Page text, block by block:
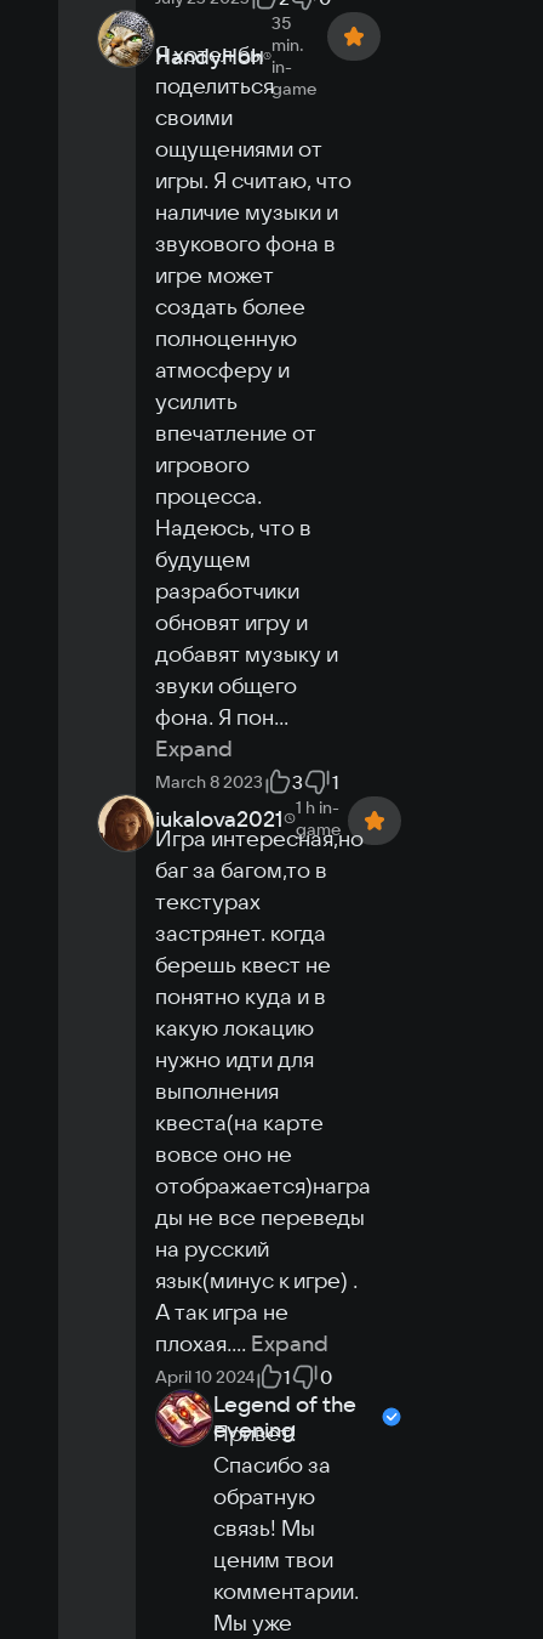
HandyHoh
35
min.
in-
game
Я хотел бы
поделиться
своими
ощущениями от
игры. Я считаю, что
наличие музыки и
звукового фона в
игре может
создать более
полноценную
атмосферу и
усилить
впечатление от
игрового
процесса.
Надеюсь, что в
будущем
разработчики
обновят игру и
добавят музыку и
звуки общего
фона. Я пон...
Expand
March 8 2023 3 1
iukalova2021 1 h in-
game
Игра интересная,но
баг за багом,то в
текстурах
застрянет. когда
берешь квест не
понятно куда и в
какую локацию
нужно идти для
выполнения
квеста(на карте
вовсе оно не
отображается)награ
ды не все переведы
на русский
язык(минус к игре) .
А так игра не
плохая.... Expand
April 10 2024 1 0
Legend of the
evening
Привет!
Спасибо за
обратную
связь! Мы
ценим твои
комментарии.
Мы уже